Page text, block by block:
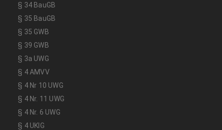
§ 34 BauGB
§ 35 BauGB
§ 35 GWB
§ 39 GWB
§ 3a UWG
§ 4 AMVV
§ 4 Nr 10 UWG
§ 4 Nr. 11 UWG
§ 4 Nr. 6 UWG
§ 4 UKlG